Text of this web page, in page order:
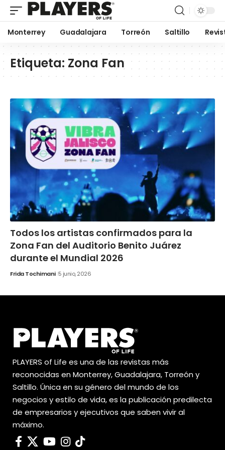
Monterrey Guadalajara Torreón Saltillo
Etiqueta: Zona Fan
Todos los artistas confirmados para la
Zona Fan del Auditorio Benito Juárez
durante el Mundial 2026
Frida Tochimani 5 junio, 2026
PLAYERS of Life es una de las revistas más
reconocidas en Monterrey, Guadalajara, Torreón y
Saltillo. Única en su género del mundo de los
negocios y estilo de vida, es la publicación predilecta
de empresarios y ejecutivos que saben vivir al
máximo.